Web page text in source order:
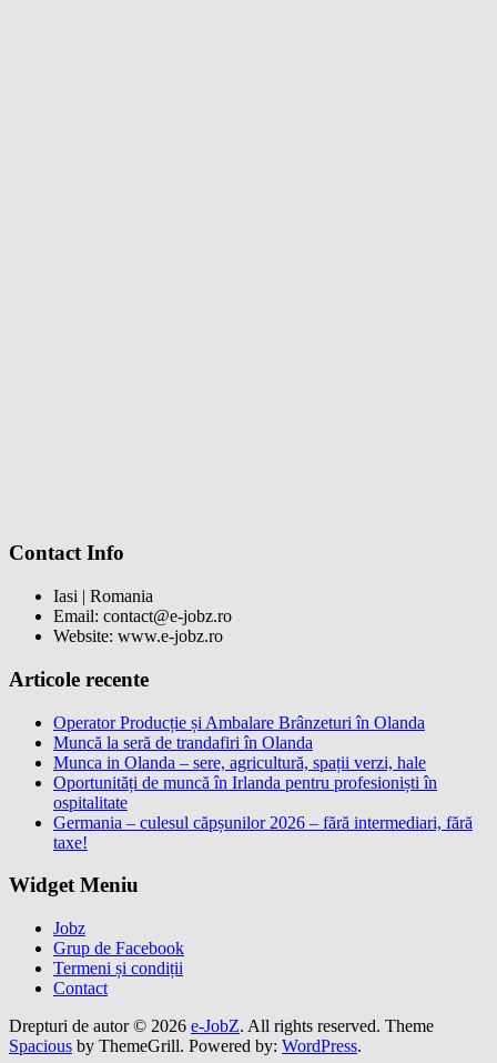
Contact Info
Iasi | Romania
Email: contact@e-jobz.ro
Website: www.e-jobz.ro
Articole recente
Operator Producție și Ambalare Brânzeturi în Olanda
Muncă la seră de trandafiri în Olanda
Munca in Olanda – sere, agricultură, spații verzi, hale
Oportunități de muncă în Irlanda pentru profesioniști în
ospitalitate
Germania – culesul căpșunilor 2026 – fără intermediari, fără
taxe!
Widget Meniu
Jobz
Grup de Facebook
Termeni și condiții
Contact
Drepturi de autor © 2026 e-JobZ. All rights reserved. Theme
Spacious by ThemeGrill. Powered by: WordPress.